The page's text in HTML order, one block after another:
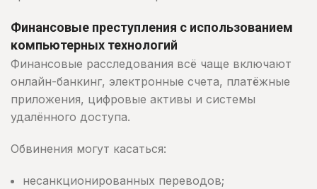
Финансовые преступления с использованием
компьютерных технологий
Финансовые расследования всё чаще включают
онлайн-банкинг, электронные счета, платёжные
приложения, цифровые активы и системы
удалённого доступа.
Обвинения могут касаться:
несанкционированных переводов;